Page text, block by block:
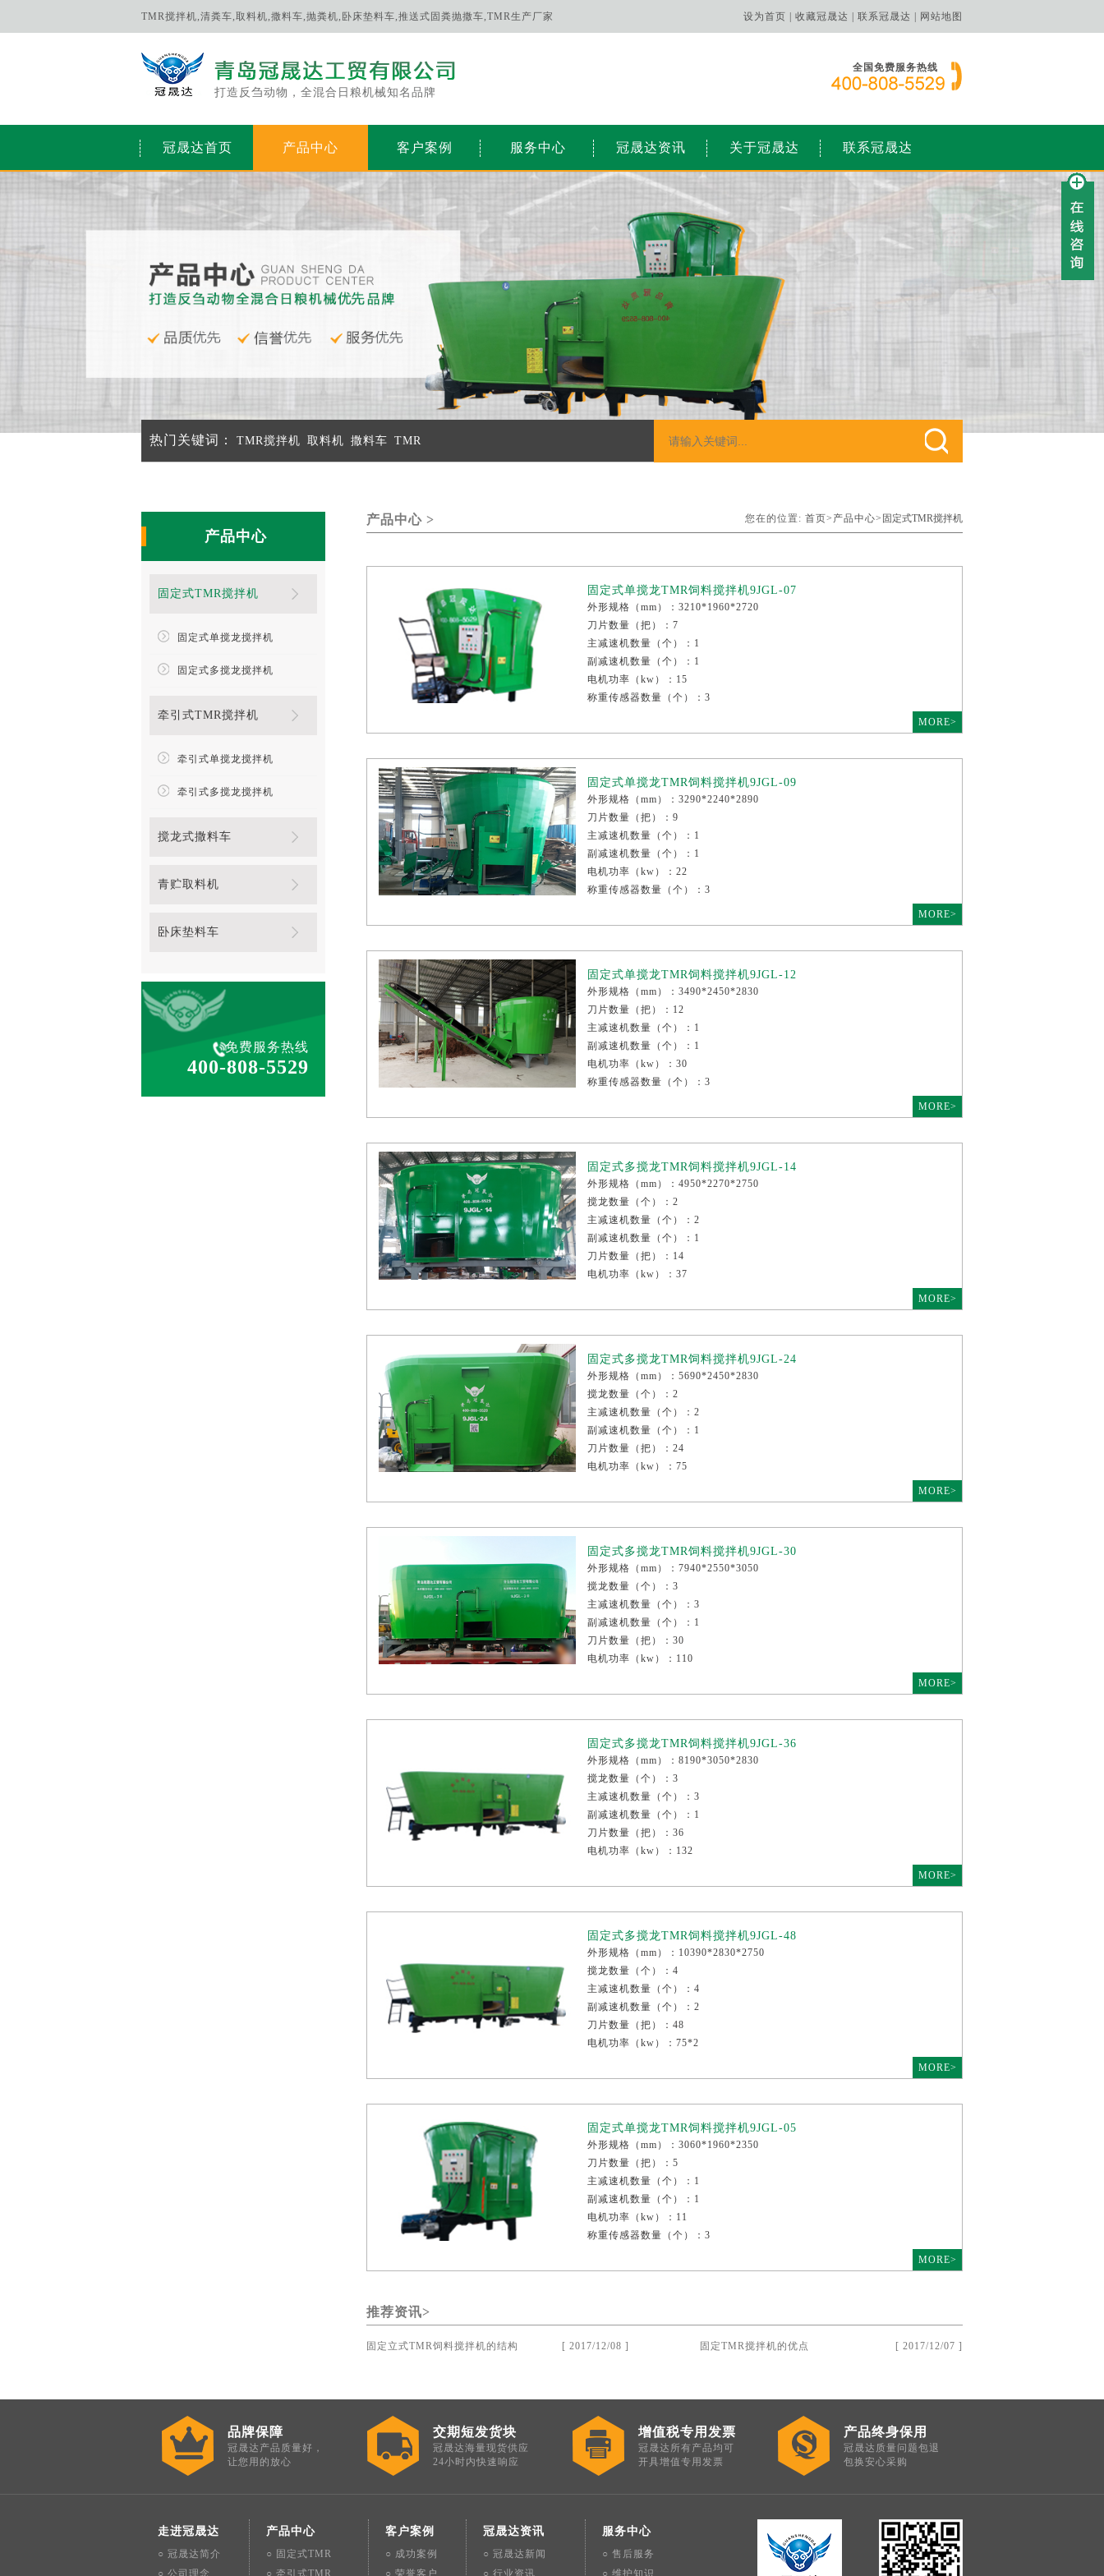
TMR搅拌机,清粪车,取料机,撒料车,抛粪机,卧床垫料车,推送式固粪抛撒车,TMR生产厂家 设为首页 | 收藏冠晟达 | 联系冠晟达 | 网站地图
打造反刍动物，全混合日粮机械知名品牌
全国免费服务热线
冠晟达首页 产品中心 客户案例 服务中心 冠晟达资讯 关于冠晟达 联系冠晟达
热门关键词： TMR搅拌机 取料机 撒料车 TMR
产品中心
固定式TMR搅拌机
固定式单搅龙搅拌机
固定式多搅龙搅拌机
牵引式TMR搅拌机
牵引式单搅龙搅拌机
牵引式多搅龙搅拌机
搅龙式撒料车
青贮取料机
卧床垫料车
免费服务热线
400-808-5529
产品中心 > 您在的位置: 首页> 产品中心> 固定式TMR搅拌机
固定式单搅龙TMR饲料搅拌机9JGL-07
外形规格（mm）：3210*1960*2720
刀片数量（把）：7
主减速机数量（个）：1
副减速机数量（个）：1
电机功率（kw）：15
称重传感器数量（个）：3
减速机厂家：江铃或康迈尔
MORE>
固定式单搅龙TMR饲料搅拌机9JGL-09
外形规格（mm）：3290*2240*2890
刀片数量（把）：9
主减速机数量（个）：1
副减速机数量（个）：1
电机功率（kw）：22
称重传感器数量（个）：3
减速机厂家：江铃或康迈尔
MORE>
固定式单搅龙TMR饲料搅拌机9JGL-12
外形规格（mm）：3490*2450*2830
刀片数量（把）：12
主减速机数量（个）：1
副减速机数量（个）：1
电机功率（kw）：30
称重传感器数量（个）：3
减速机厂家：江铃或康迈尔
MORE>
固定式多搅龙TMR饲料搅拌机9JGL-14
外形规格（mm）：4950*2270*2750
搅龙数量（个）：2
主减速机数量（个）：2
副减速机数量（个）：1
刀片数量（把）：14
电机功率（kw）：37
整机重量（kg）：5030
MORE>
固定式多搅龙TMR饲料搅拌机9JGL-24
外形规格（mm）：5690*2450*2830
搅龙数量（个）：2
主减速机数量（个）：2
副减速机数量（个）：1
刀片数量（把）：24
电机功率（kw）：75
整机重量（kg）：6140
MORE>
固定式多搅龙TMR饲料搅拌机9JGL-30
外形规格（mm）：7940*2550*3050
搅龙数量（个）：3
主减速机数量（个）：3
副减速机数量（个）：1
刀片数量（把）：30
电机功率（kw）：110
整机重量（kg）：75800
MORE>
固定式多搅龙TMR饲料搅拌机9JGL-36
外形规格（mm）：8190*3050*2830
搅龙数量（个）：3
主减速机数量（个）：3
副减速机数量（个）：1
刀片数量（把）：36
电机功率（kw）：132
整机重量（kg）：8530
MORE>
固定式多搅龙TMR饲料搅拌机9JGL-48
外形规格（mm）：10390*2830*2750
搅龙数量（个）：4
主减速机数量（个）：4
副减速机数量（个）：2
刀片数量（把）：48
电机功率（kw）：75*2
整机重量（kg）：11040
MORE>
固定式单搅龙TMR饲料搅拌机9JGL-05
外形规格（mm）：3060*1960*2350
刀片数量（把）：5
主减速机数量（个）：1
副减速机数量（个）：1
电机功率（kw）：11
称重传感器数量（个）：3
减速机厂家：江铃或康迈尔
MORE>
推荐资讯>
固定立式TMR饲料搅拌机的结构 [ 2017/12/08 ] 固定TMR搅拌机的优点 [ 2017/12/07 ]
品牌保障
冠晟达产品质量好，
让您用的放心
交期短发货块
冠晟达海量现货供应
24小时内快速响应
增值税专用发票
冠晟达所有产品均可
开具增值专用发票
产品终身保用
冠晟达质量问题包退
包换安心采购
走进冠晟达
○ 冠晟达简介
○ 公司理念
产品中心
○ 固定式TMR
○ 牵引式TMR
客户案例
○ 成功案例
○ 荣誉客户
冠晟达资讯
○ 冠晟达新闻
○ 行业资讯
服务中心
○ 售后服务
○ 维护知识